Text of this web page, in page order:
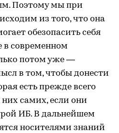
Поэтому мы при
из того, что она
обезопасить себя
в современном
потом уже —
в том, чтобы донести
есть прежде всего
самих, если они
ИБ. В дальнейшем
носителями знаний